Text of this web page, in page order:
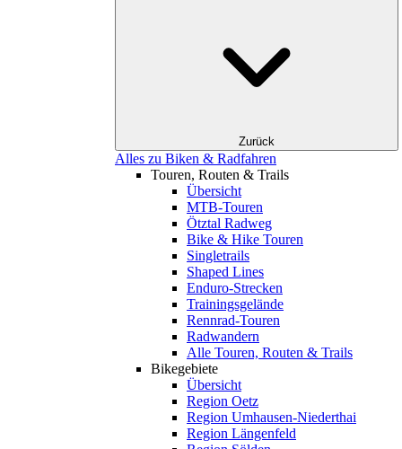
Zurück
Alles zu Biken & Radfahren
Touren, Routen & Trails
Übersicht
MTB-Touren
Ötztal Radweg
Bike & Hike Touren
Singletrails
Shaped Lines
Enduro-Strecken
Trainingsgelände
Rennrad-Touren
Radwandern
Alle Touren, Routen & Trails
Bikegebiete
Übersicht
Region Oetz
Region Umhausen-Niederthai
Region Längenfeld